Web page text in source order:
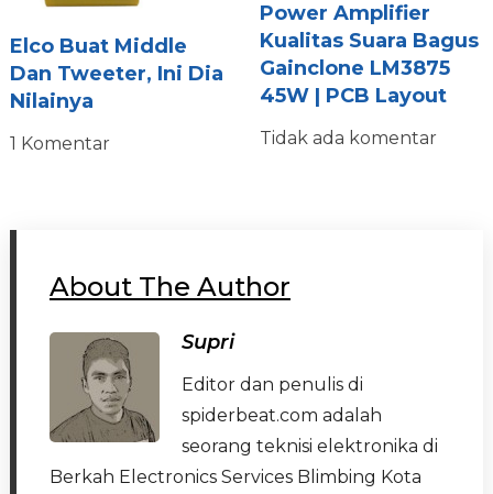
Elco Buat Middle
Dan Tweeter, Ini Dia
Nilainya
1 Komentar
Power Amplifier
Kualitas Suara Bagus
Gainclone LM3875
45W | PCB Layout
Tidak ada komentar
About The Author
Supri
Editor dan penulis di
spiderbeat.com adalah
seorang teknisi elektronika di
Berkah Electronics Services Blimbing Kota